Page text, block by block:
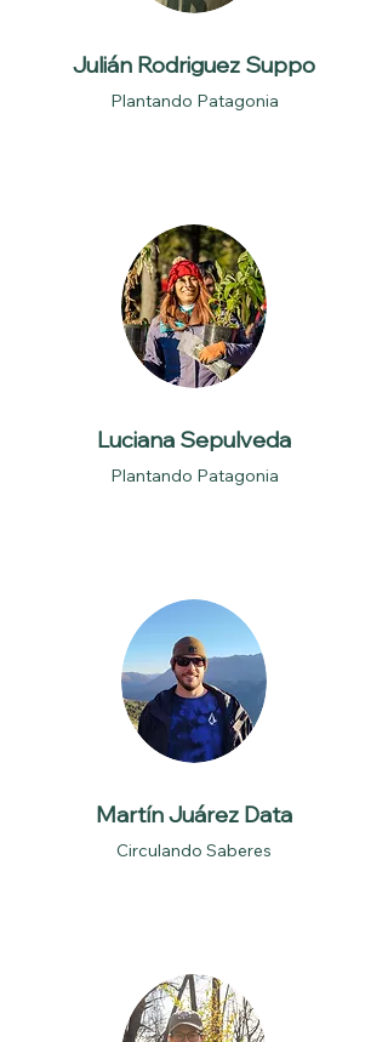
Julián Rodriguez Suppo
Plantando Patagonia
Luciana Sepulveda
Plantando Patagonia
Martín Juárez Data
Circulando Saberes